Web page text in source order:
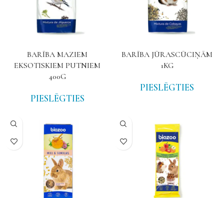
BARĪBA MAZIEM
EKSOTISKIEM PUTNIEM
400G
PIESLĒGTIES
BARĪBA JŪRASCŪCIŅĀM
1KG
PIESLĒGTIES
NAV NAV